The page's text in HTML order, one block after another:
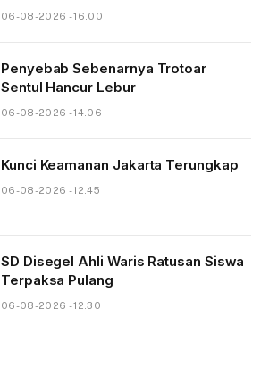
06-08-2026 - 16.00
Penyebab Sebenarnya Trotoar
Sentul Hancur Lebur
06-08-2026 - 14.06
Kunci Keamanan Jakarta Terungkap
06-08-2026 - 12.45
SD Disegel Ahli Waris Ratusan Siswa
Terpaksa Pulang
06-08-2026 - 12.30